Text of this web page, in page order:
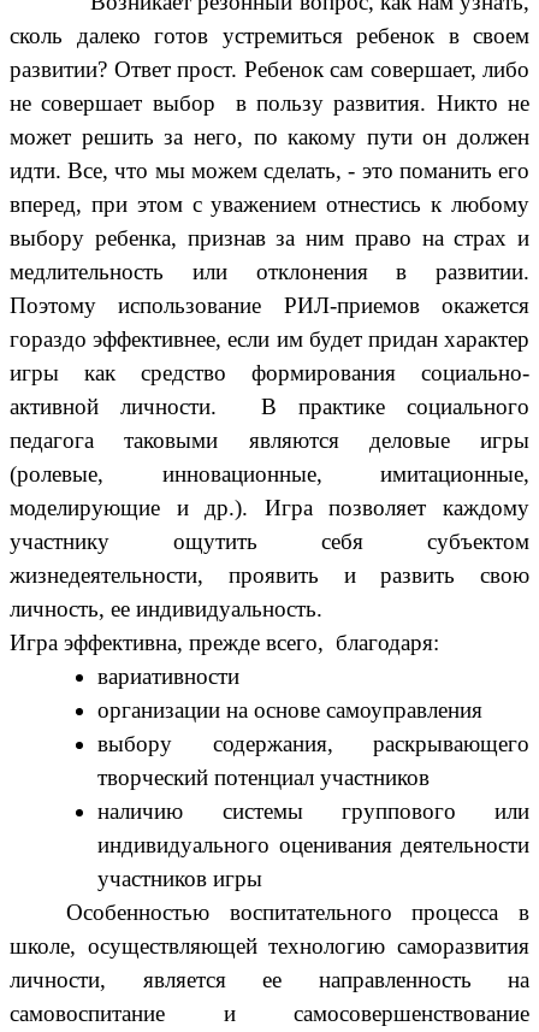
сколь далеко готов устремиться ребенок в своем
развитии? Ответ прост. Ребенок сам совершает, либо
не совершает выбор в пользу развития. Никто не
может решить за него, по какому пути он должен
идти. Все, что мы можем сделать, - это поманить его
вперед, при этом с уважением отнестись к любому
выбору ребенка, признав за ним право на страх и
медлительность или отклонения в развитии.
Поэтому использование РИЛ-приемов окажется
гораздо эффективнее, если им будет придан характер
игры как средство формирования социально-
активной личности. В практике социального
педагога таковыми являются деловые игры
(ролевые, инновационные, имитационные,
моделирующие и др.). Игра позволяет каждому
участнику ощутить себя субъектом
жизнедеятельности, проявить и развить свою
личность, ее индивидуальность.
Игра эффективна, прежде всего, благодаря:
вариативности
организации на основе самоуправления
выбору содержания, раскрывающего
творческий потенциал участников
наличию системы группового или
индивидуального оценивания деятельности
участников игры
Особенностью воспитательного процесса в
школе, осуществляющей технологию саморазвития
личности, является ее направленность на
самовоспитание и самосовершенствование